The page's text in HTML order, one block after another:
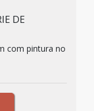
DE
com pintura no